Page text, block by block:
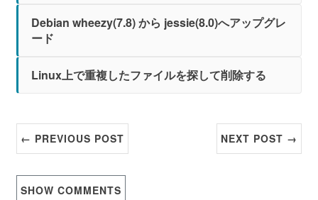
Debian wheezy(7.8) から jessie(8.0)へアップグレ
ード
Linux上で重複したファイルを探して削除する
← PREVIOUS POST NEXT POST →
SHOWCOMMENTS